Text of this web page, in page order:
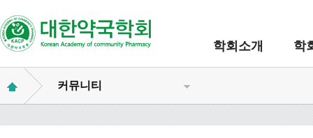
학회소개 학
커뮤니티